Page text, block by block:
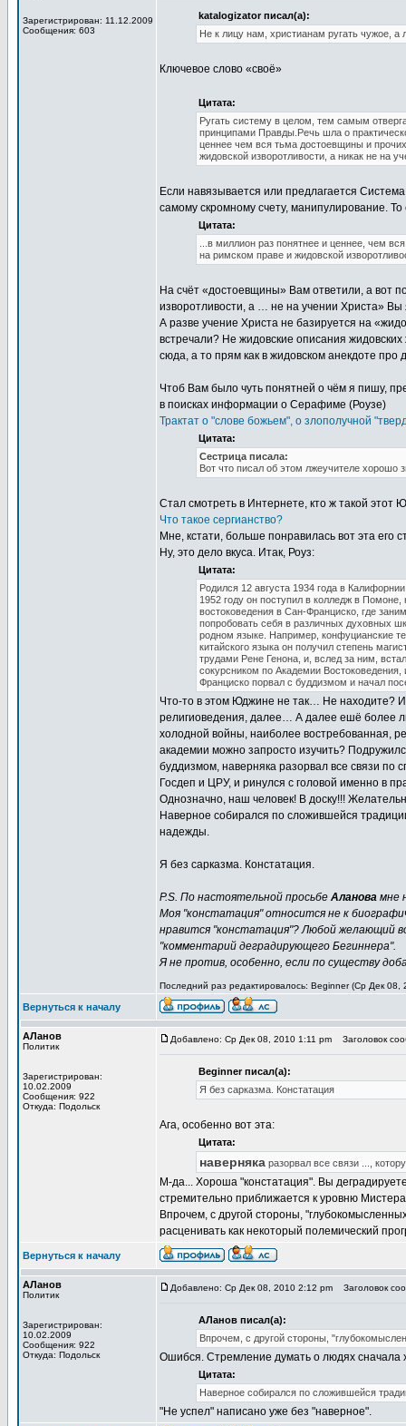
Зарегистрирован: 11.12.2009
Сообщения: 603
katalogizator писал(а):
Не к лицу нам, христианам ругать чужое, а
Ключевое слово «своё»
Цитата:
Ругать систему в целом, тем самым
принципами Правды.Речь шла о
ценнее чем вся тьма достоевщины и
жидовской изворотливости, а никак не на
Если навязывается или предлагается
самому скромному счету, манипулирование.
Цитата:
...в миллион раз понятнее и ценнее, чем
на римском праве и жидовской
На счёт «достоевщины» Вам ответили, а вот
изворотливости, а … не на учении Христа» Вы
А разве учение Христа не базируется на
встречали? Не жидовские описания
сюда, а то прям как в жидовском анекдоте про
Чтоб Вам было чуть понятней о чём я пишу,
в поисках информации о Серафиме (Роузе)
Трактат о "слове божьем", о злополучной
Цитата:
Сестрица писала:
Вот что писал об этом лжеучителе
Стал смотреть в Интернете, кто ж такой
Что такое сергианство?
Мне, кстати, больше понравилась вот эта его
Ну, это дело вкуса. Итак, Роуз:
Цитата:
Родился 12 августа 1934 года в
1952 году он поступил в колледж в
востоковедения в Сан-Франциско, где
попробовать себя в различных духовных
родном языке. Например, конфуцианские
китайского языка он получил степень
трудами Рене Генона, и, вслед за ним,
сокурсником по Академии
Франциско порвал с буддизмом и начал
Что-то в этом Юджине не так… Не находите?
религиоведения, далее… А далее ешё более
холодной войны, наиболее востребованная,
академии можно запросто изучить?
буддизмом, наверняка разорвал все связи по
Госдеп и ЦРУ, и ринулся с головой именно в
Однозначно, наш человек! В доску!!!
Наверное собирался по сложившейся
надежды.
Я без сарказма. Констатация.
P.S. По настоятельной просьбе Аланова мне
Моя "констатация" относится не к
нравится "констатация"? Любой желающий
"комментарий деградирующего Бегиннера".
Я не против, особенно, если по существу
Последний раз редактировалось: Beginner (Ср Дек 08,
Вернуться к началу
АЛанов
Политик
Зарегистрирован:
10.02.2009
Сообщения: 922
Откуда: Подольск
Добавлено: Ср Дек 08, 2010 1:11 pm Заголовок
Beginner писал(а):
Я без сарказма. Констатация
Ага, особенно вот эта:
Цитата:
наверняка разорвал все связи ...,
М-да... Хороша "констатация". Вы
стремительно приближается к уровню
Впрочем, с другой стороны,
расценивать как некоторый полемический
Вернуться к началу
АЛанов
Политик
Зарегистрирован:
10.02.2009
Сообщения: 922
Откуда: Подольск
Добавлено: Ср Дек 08, 2010 2:12 pm Заголовок
АЛанов писал(а):
Впрочем, с другой стороны,
Ошибся. Стремление думать о людях сначала
Цитата:
Наверное собирался по сложившейся
"Не успел" написано уже без "наверное".